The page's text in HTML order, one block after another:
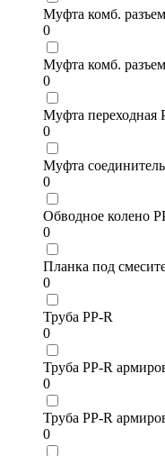
Муфта комб.
0
Муфта комб.
0
Муфта переходная
0
Муфта
0
Обводное колено
0
Планка под
0
Труба PP-R
0
Труба PP-R
0
Труба PP-R
0